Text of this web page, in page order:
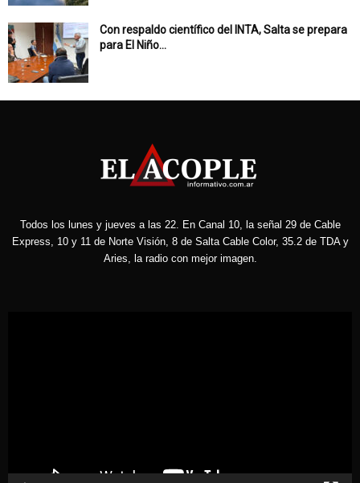
Con respaldo científico del INTA, Salta se prepara
para El Niño...
Todos los lunes y jueves a las 22. En Canal 10, la señal 29 de Cable
Express, 10 y 11 de Norte Visión, 8 de Salta Cable Color, 35.2 de TDA y
Aries, la radio con mejor imagen.